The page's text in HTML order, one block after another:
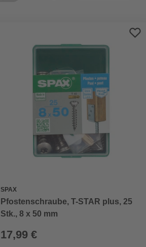
SPAX
Pfostenschraube, T-STAR plus, 25
Stk., 8 x 50 mm
17,99 €